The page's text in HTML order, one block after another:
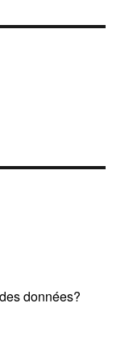
données?